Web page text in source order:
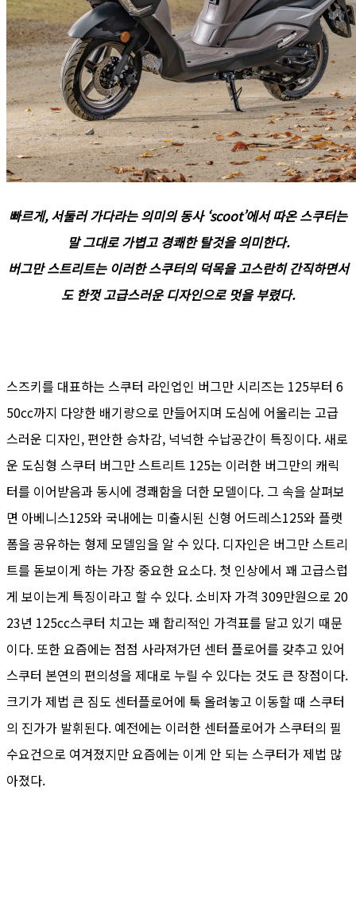
빠르게, 서둘러 가다라는 의미의 동사 ‘scoot’에서 따온 스쿠터는
말 그대로 가볍고 경쾌한 탈것을 의미한다.
버그만 스트리트는 이러한 스쿠터의 덕목을 고스란히 간직하면서
도 한껏 고급스러운 디자인으로 멋을 부렸다.
스즈키를 대표하는 스쿠터 라인업인 버그만 시리즈는 125부터 6
50cc까지 다양한 배기량으로 만들어지며 도심에 어울리는 고급
스러운 디자인, 편안한 승차감, 넉넉한 수납공간이 특징이다. 새로
운 도심형 스쿠터 버그만 스트리트 125는 이러한 버그만의 캐릭
터를 이어받음과 동시에 경쾌함을 더한 모델이다. 그 속을 살펴보
면 아베니스125와 국내에는 미출시된 신형 어드레스125와 플랫
폼을 공유하는 형제 모델임을 알 수 있다. 디자인은 버그만 스트리
트를 돋보이게 하는 가장 중요한 요소다. 첫 인상에서 꽤 고급스럽
게 보이는게 특징이라고 할 수 있다. 소비자 가격 309만원으로 20
23년 125cc스쿠터 치고는 꽤 합리적인 가격표를 달고 있기 때문
이다. 또한 요즘에는 점점 사라져가던 센터 플로어를 갖추고 있어
스쿠터 본연의 편의성을 제대로 누릴 수 있다는 것도 큰 장점이다.
크기가 제법 큰 짐도 센터플로어에 툭 올려놓고 이동할 때 스쿠터
의 진가가 발휘된다. 예전에는 이러한 센터플로어가 스쿠터의 필
수요건으로 여겨졌지만 요즘에는 이게 안 되는 스쿠터가 제법 많
아졌다.